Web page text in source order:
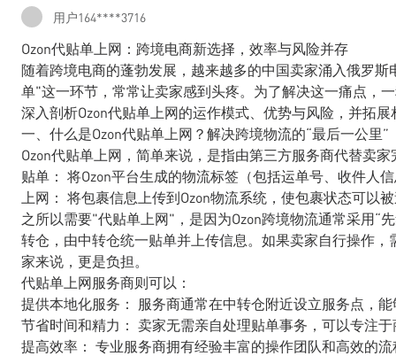
用户164****3716
Ozon代贴单上网：跨境电商新选择，效率与风险并存
随着跨境电商的蓬勃发展，越来越多的中国卖家涌入俄罗
单"这一环节，常常让卖家感到头疼。为了解决这一痛点，
深入剖析Ozon代贴单上网的运作模式、优势与风险，并拓
一、什么是Ozon代贴单上网？解决跨境物流的“最后一公里”
Ozon代贴单上网，简单来说，是指由第三方服务商代替卖
贴单： 将Ozon平台生成的物流标签（包括运单号、收件人
上网： 将包裹信息上传到Ozon物流系统，使包裹状态可以
之所以需要"代贴单上网"，是因为Ozon跨境物流通常采用“
转仓，由中转仓统一贴单并上传信息。如果卖家自行操作
家来说，更是负担。
代贴单上网服务商则可以：
提供本地化服务： 服务商通常在中转仓附近设立服务点，
节省时间和精力： 卖家无需亲自处理贴单事务，可以专注
提高效率： 专业服务商拥有经验丰富的操作团队和高效的